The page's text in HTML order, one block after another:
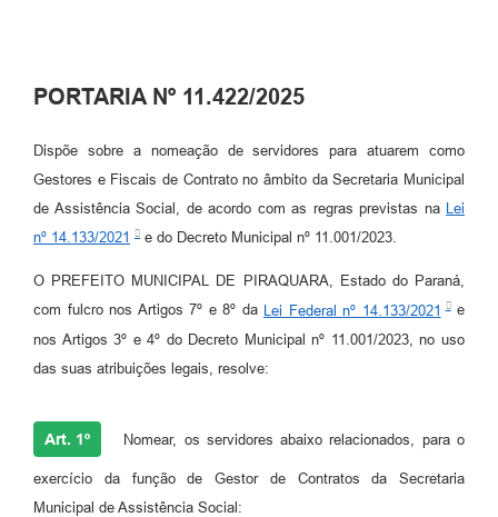
PORTARIA Nº 11.422/2025
Dispõe sobre a nomeação de servidores para atuarem como
Gestores e Fiscais de Contrato no âmbito da Secretaria Municipal
de Assistência Social, de acordo com as regras previstas na Lei
nº 14.133/2021
e do Decreto Municipal nº 11.001/2023.
O PREFEITO MUNICIPAL DE PIRAQUARA, Estado do Paraná,
com fulcro nos Artigos 7º e 8º da
Lei Federal nº 14.133/2021
e
nos Artigos 3º e 4º do Decreto Municipal nº 11.001/2023, no uso
das suas atribuições legais, resolve:
Art. 1º Nomear, os servidores abaixo relacionados, para o
exercício da função de Gestor de Contratos da Secretaria
Municipal de Assistência Social: